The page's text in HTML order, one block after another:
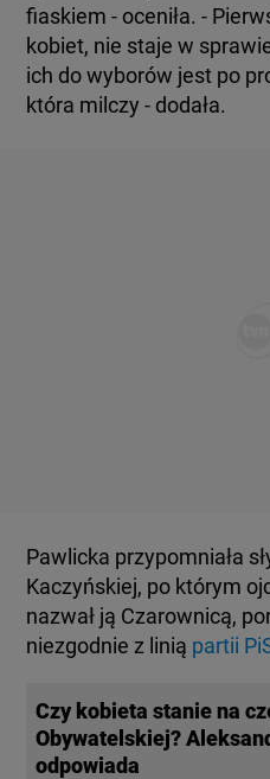
fiaskiem - oceniła. -
kobiet, nie staje w
ich do wyborów jest po
która milczy - dodała.
Pawlicka przypomniała
Kaczyńskiej, po którym
nazwał ją Czarownicą,
niezgodnie z linią partii
Czy kobieta stanie na
Obywatelskiej?
odpowiada